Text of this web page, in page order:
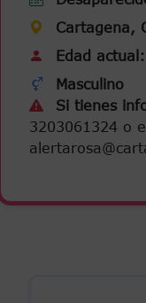
Cartagena,
Edad actual:
Masculino
Si tienes
3203061324 o